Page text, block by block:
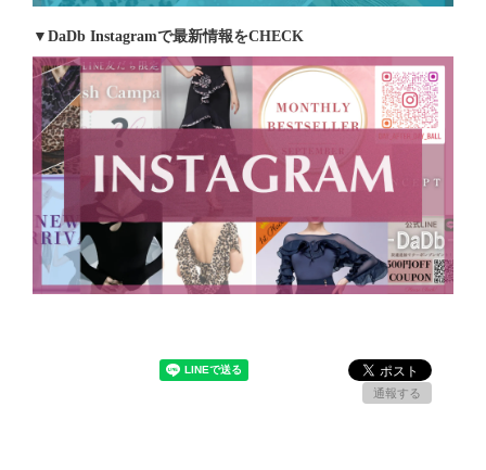
▼DaDb Instagramで最新情報をCHECK
通報する